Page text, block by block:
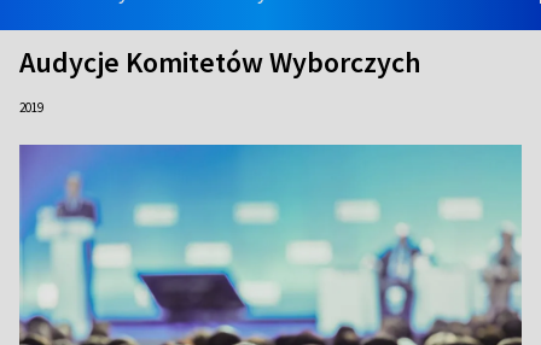
Audycje Komitetów Wyborczych
2019